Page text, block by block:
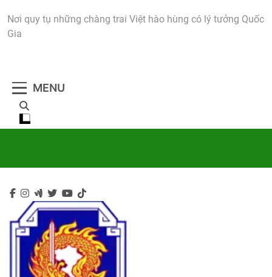
Nơi quy tụ những chàng trai Việt hào hùng có lý tưởng Quốc
Gia
MENU